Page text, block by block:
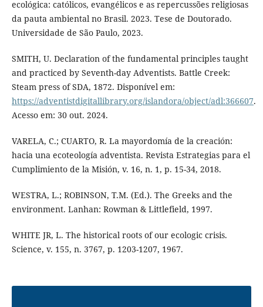
ecológica: católicos, evangélicos e as repercussões religiosas
da pauta ambiental no Brasil. 2023. Tese de Doutorado.
Universidade de São Paulo, 2023.
SMITH, U. Declaration of the fundamental principles taught
and practiced by Seventh-day Adventists. Battle Creek:
Steam press of SDA, 1872. Disponível em:
https://adventistdigitallibrary.org/islandora/object/adl:366607.
Acesso em: 30 out. 2024.
VARELA, C.; CUARTO, R. La mayordomía de la creación:
hacia una ecoteología adventista. Revista Estrategias para el
Cumplimiento de la Misión, v. 16, n. 1, p. 15-34, 2018.
WESTRA, L.; ROBINSON, T.M. (Ed.). The Greeks and the
environment. Lanhan: Rowman & Littlefield, 1997.
WHITE JR, L. The historical roots of our ecologic crisis.
Science, v. 155, n. 3767, p. 1203-1207, 1967.